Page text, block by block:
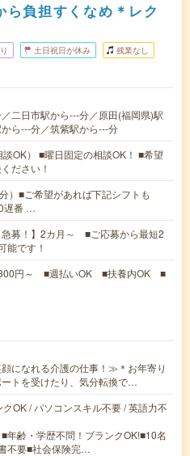
ら負担すくなめ＊レク
土日祝日が休み 残業なし
二日市駅から---分／原田(福岡県)駅
ら---分／筑紫駅から---分
OK） ■曜日固定の相談OK！ ■希望
ださい！
）■ご希望があれば下記シフトも
遅番 …
急募！】2カ月～ ■ご応募から最短2
能です！
円～ ■週払いOK ■扶養内OK ■
になれる介護の仕事！≫＊お年寄り
トを受けたり、気分転換で…
OK / パソコンスキル不要 / 英語力不
年齢・学歴不問！ブランクOK!■10名
不要■社会保険完…